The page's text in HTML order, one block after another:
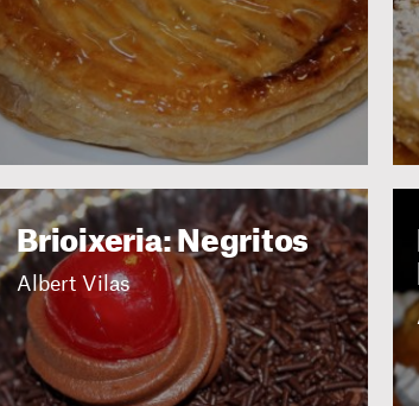
Brioixeria: Negritos
Albert Vilas